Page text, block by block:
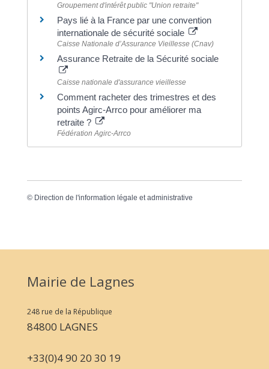
Groupement d'intérêt public "Union retraite"
Pays lié à la France par une convention
internationale de sécurité sociale
Caisse Nationale d’Assurance Vieillesse (Cnav)
Assurance Retraite de la Sécurité sociale
Caisse nationale d'assurance vieillesse
Comment racheter des trimestres et des
points Agirc-Arrco pour améliorer ma
retraite ?
Fédération Agirc-Arrco
© Direction de l'information légale et administrative
Mairie de Lagnes
248 rue de la République
84800 LAGNES
+33(0)4 90 20 30 19